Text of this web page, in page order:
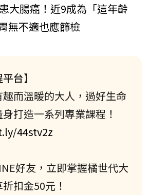
大腸癌！近9成為「這年齡
無不適也應篩檢
台】
而溫暖的大人，過好生命
打造一系列專業課程！
44stv2z
好友，立即掌握橘世代大
扣金50元！